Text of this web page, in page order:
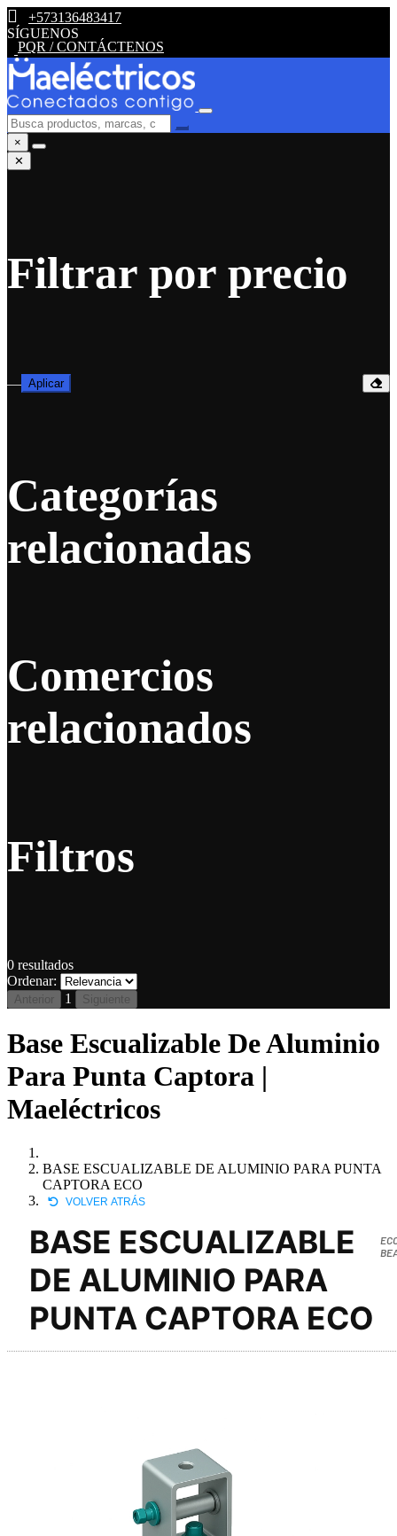
+573136483417
SÍGUENOS
PQR / CONTÁCTENOS
×
✕
Filtrar por precio
— Aplicar
Categorías
relacionadas
Comercios
relacionados
Filtros
0 resultados
Ordenar:
Anterior 1 Siguiente
Base Escualizable De Aluminio
Para Punta Captora |
Maeléctricos
BASE ESCUALIZABLE DE ALUMINIO PARA PUNTA
CAPTORA ECO
VOLVER ATRÁS
BASE ESCUALIZABLE
DE ALUMINIO PARA
PUNTA CAPTORA ECO